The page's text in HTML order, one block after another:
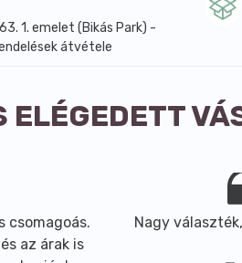
1. emelet (Bikás Park) -
átvétele
ELÉGEDETT
csomagoás.
az árak is
Nagy